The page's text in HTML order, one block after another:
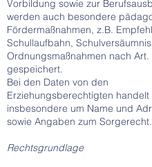
Vorbildung sowie zur
werden auch besondere
Fördermaßnahmen, z.B.
Schullaufbahn,
Ordnungsmaßnahmen nach Art.
gespeichert.
Bei den Daten von den
Erziehungsberechtigten handelt
insbesondere um Name und
sowie Angaben zum Sorgerecht.
Rechtsgrundlage